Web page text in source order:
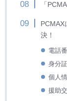
「
PCMAX
決！
電話
身分
個人
援助